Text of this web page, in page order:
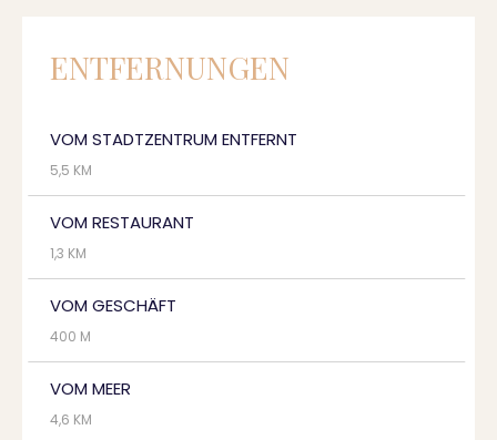
ENTFERNUNGEN
VOM STADTZENTRUM ENTFERNT
5,5 KM
VOM RESTAURANT
1,3 KM
VOM GESCHÄFT
400 M
VOM MEER
4,6 KM